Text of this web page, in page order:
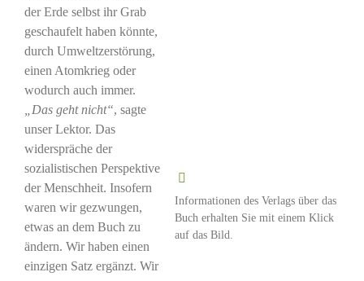
Informationen des Verlags über das
Buch erhalten Sie mit einem Klick
auf das Bild.
der Erde selbst ihr Grab
geschaufelt haben könnte,
durch Umweltzerstörung,
einen Atomkrieg oder
wodurch auch immer.
„Das geht nicht“, sagte
unser Lektor. Das
widerspräche der
sozialistischen Perspektive
der Menschheit. Insofern
waren wir gezwungen,
etwas an dem Buch zu
ändern. Wir haben einen
einzigen Satz ergänzt. Wir